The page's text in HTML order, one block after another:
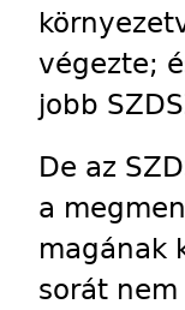
végezte;
jobb
De az
a
magának
sorát